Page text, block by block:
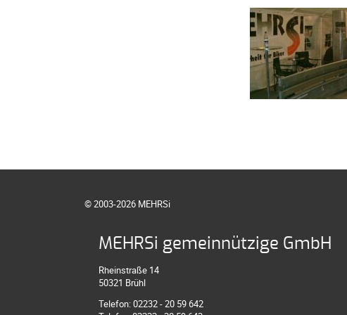
© 2003-2026 MEHRSi
MEHRSi gemeinnützige GmbH
Rheinstraße 14
50321 Brühl
Telefon: 02232 - 20 59 642